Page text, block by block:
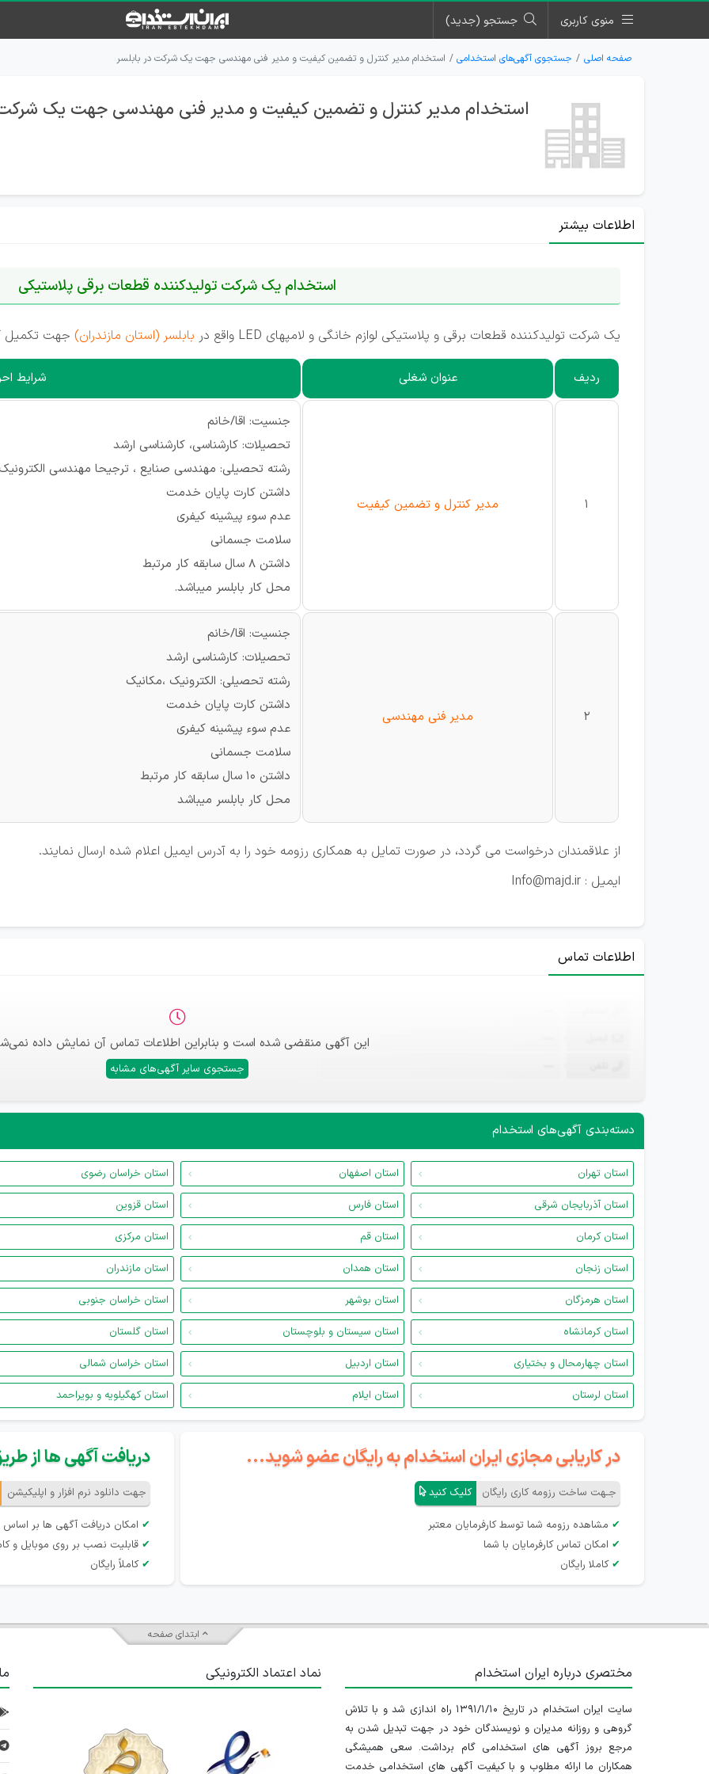
منوی کاربری جستجو (جدید)
صفحه اصلی جستجوی آگهی‌های استخدامی استخدام مدیر کنترل و تضمین کیفیت و مدیر فنی مهندسی جهت یک شرکت در بابلسر
استخدام مدیر کنترل و تضمین کیفیت و مدیر فنی مهندسی جهت یک شرکت
اطلاعات بیشتر
استخدام یک شرکت تولیدکننده قطعات برقی پلاستیکی
یک شرکت تولیدکننده قطعات برقی و پلاستیکی لوازم خانگی و لامپهای LED واقع در بابلسر (استان مازندران) جهت تکمیل
ردیف عنوان شغلی شرایط
1 مدیر کنترل و تضمین کیفیت
جنسیت: اقا/خانم
تحصیلات: کارشناسی، کارشناسی ارشد
رشته تحصیلی: مهندسی صنایع ، ترجیحا مهندسی
داشتن کارت پایان خدمت
عدم سوء پیشینه کیفری
سلامت جسمانی
داشتن 8 سال سابقه کار مرتبط
محل کار بابلسر میباشد.
2 مدیر فنی مهندسی
جنسیت: اقا/خانم
تحصیلات: کارشناسی ارشد
رشته تحصیلی: الکترونیک ،مکانیک
داشتن کارت پایان خدمت
عدم سوء پیشینه کیفری
سلامت جسمانی
داشتن 10 سال سابقه کار مرتبط
محل کار بابلسر میباشد
از علاقمندان درخواست می گردد، در صورت تمایل به همکاری رزومه خود را به آدرس ایمیل اعلام شده ارسال نمایند.
ایمیل : Info@majd.ir
اطلاعات تماس
این آگهی منقضی شده است و بنابراین اطلاعات تماس آن نمایش داده
جستجوی سایر آگهی‌های مشابه
دسته‌بندی آگهی‌های استخدام
استان تهران استان اصفهان استان خراسان رضوی
استان آذربایجان شرقی
استان فارس استان قزوین
استان کرمان
استان قم استان مرکزی
استان زنجان
استان همدان استان مازندران
استان هرمزگان
استان بوشهر استان خراسان جنوبی
استان کرمانشاه
استان سیستان و بلوچستان استان گلستان
استان چهارمحال و بختیاری
استان اردبیل استان خراسان شمالی
استان لرستان
استان ایلام استان کهگیلویه و بویراحمد
در کاریابی مجازی ایران استخدام به رایگان عضو شوید...
جـهت ساخت رزومه کاری رایگان کلیک کنید
✔ مشاهده رزومه شما توسط کارفرمایان معتبر
✔ امکان تماس کارفرمایان با شما
✔ کاملا رایگان
دریافت آگهی ها از
جهت دانلود نرم افزار و اپلیکیشن
✔ امکان دریافت آگهی ها بر
✔ قابلیت نصب بر روی موبایل و
✔ کاملاً رایگان
ابتدای صفحه
مختصری درباره ایران استخدام
سایت ایران استخدام در تاریخ ۱۳۹۱/۱/۱۰ راه اندازی شد و با تلاش
گروهی و روزانه مدیران و نویسندگان خود در جهت تبدیل شدن به
مرجع بروز آگهی های استخدامی گام برداشت. سعی همیشگی
همکاران ما ارائه مطلوب و با کیفیت آگهی های استخدامی خدمت
نماد اعتماد الکترونیکی